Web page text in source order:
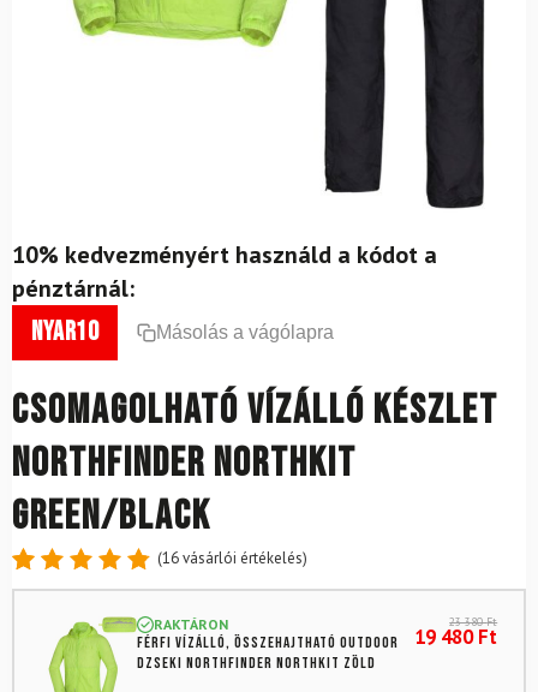
10% kedvezményért használd a kódot a
pénztárnál:
nyar10 Másolás a vágólapra
Csomagolható vízálló készlet
NORTHFINDER Northkit
Green/Black
Értékelés
az
5-ből,
16
értékelés
alapján
(16vásárlói értékelés)
RAKTÁRON
Férfi vízálló, összehajtható outdoor
dzseki NORTHFINDER Northkit zöld
23 380Ft
19 480Ft